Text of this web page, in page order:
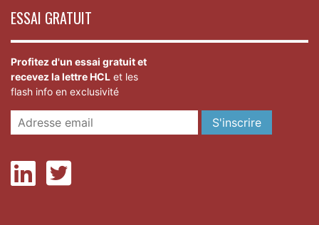
ESSAI GRATUIT
Profitez d'un essai gratuit et
recevez la lettre HCL et les
flash info en exclusivité